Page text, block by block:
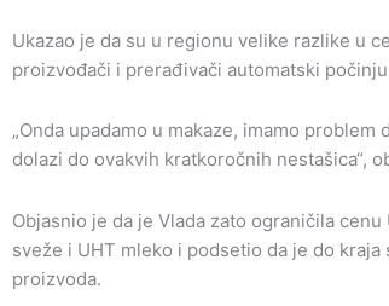
Ukazao je da su u regionu velike razlike u
proizvođači i prerađivači automatski
„Onda upadamo u makaze, imamo
dolazi do ovakvih kratkoročnih nestašica“,
Objasnio je da je Vlada zato ograničila
sveže i UHT mleko i podsetio da je do
proizvoda.